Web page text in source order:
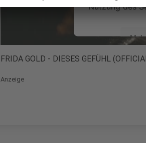
Nutzung des
FRIDA GOLD - DIESES GEFÜHL
Anzeige